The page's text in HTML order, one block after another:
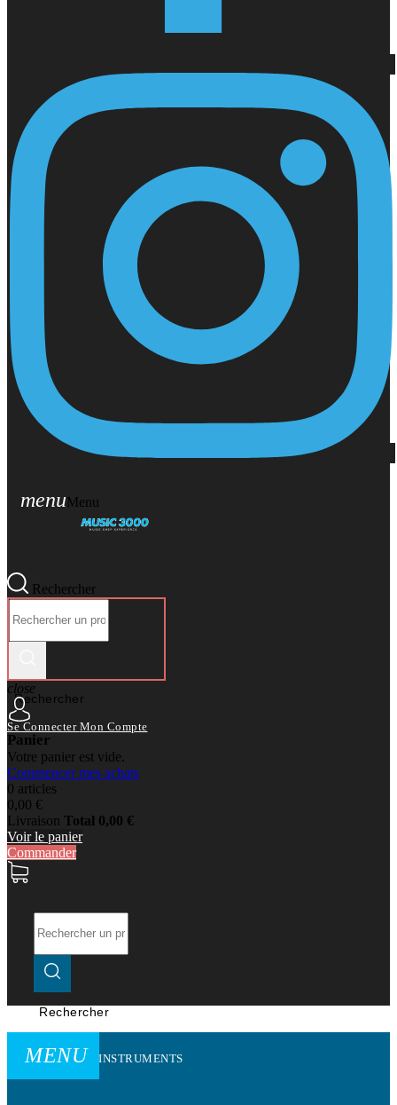
menuMenu
Rechercher
Rechercher
close
Se Connecter Mon Compte
Panier
Votre panier est vide.
Commencer mes achats
0 articles
0,00 €
Livraison Total 0,00 €
Voir le panier
Commander
Rechercher
MENU INSTRUMENTS